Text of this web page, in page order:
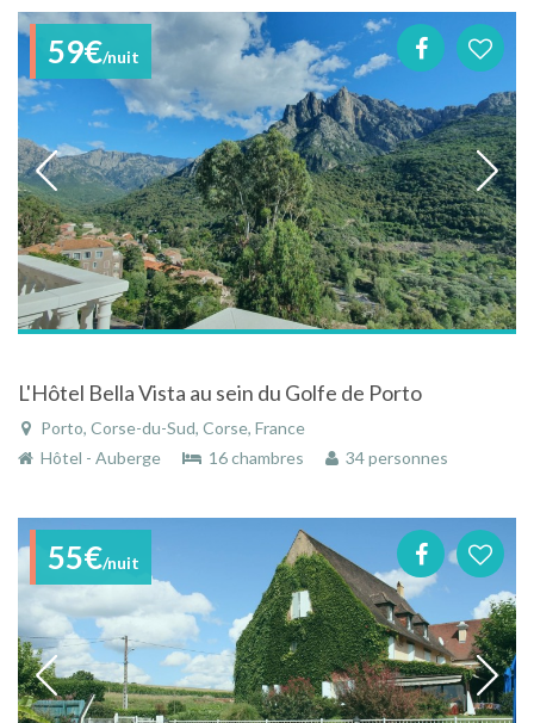
59€/nuit
L'Hôtel Bella Vista au sein du Golfe de Porto
Porto, Corse-du-Sud, Corse, France
Hôtel - Auberge
16 chambres 34 personnes
55€/nuit